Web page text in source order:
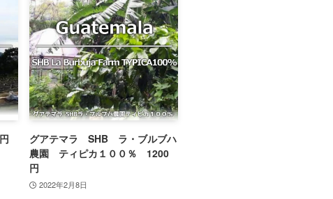
グアテマラ SHB ラ・ブルブハ
農園 ティピカ１００％ 1200
円
2022年2月8日